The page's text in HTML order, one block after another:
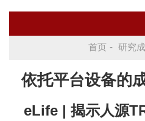
首页 - 研究
依托平台设备的
eLife | 揭示人源